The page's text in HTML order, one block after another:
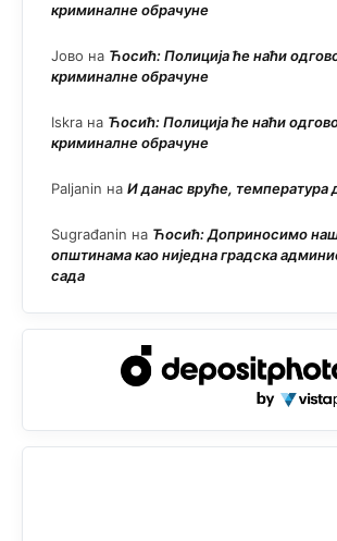
криминалне обрачуне
Јово на Ћосић: Полиција ће наћи
криминалне обрачуне
Iskra на Ћосић: Полиција ће наћи
криминалне обрачуне
Paljanin на И данас вруће, температура
Sugrađanin на Ћосић: Доприносимо
општинама као ниједна градска
сада